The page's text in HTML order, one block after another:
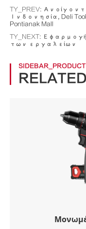
TY_PREV:
Ινδονησία, Deli
Pontianak Mall
TY_NEXT:
των εργαλείων